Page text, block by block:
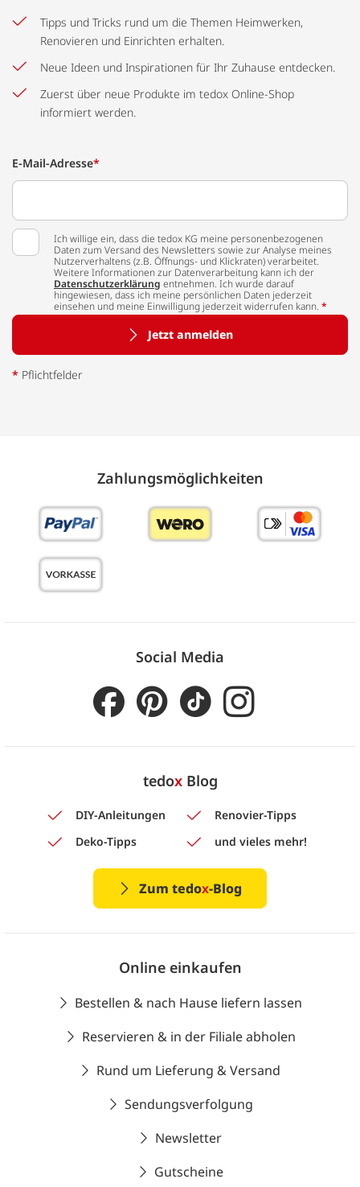
Tipps und Tricks rund um die Themen Heimwerken,
Renovieren und Einrichten erhalten.
Neue Ideen und Inspirationen für Ihr Zuhause entdecken.
Zuerst über neue Produkte im tedox Online-Shop
informiert werden.
E-Mail-Adresse*
Ich willige ein, dass die tedox KG meine personenbezogenen
Daten zum Versand des Newsletters sowie zur Analyse meines
Nutzerverhaltens (z.B. Öffnungs- und Klickraten) verarbeitet.
Weitere Informationen zur Datenverarbeitung kann ich der
Datenschutzerklärung entnehmen. Ich wurde darauf
hingewiesen, dass ich meine persönlichen Daten jederzeit
einsehen und meine Einwilligung jederzeit widerrufen kann. *
Jetzt anmelden
* Pflichtfelder
Zahlungs­möglich­keiten
Social Media
tedoxBlog
DIY-Anleitungen
Renovier-Tipps
Deko-Tipps
und vieles mehr!
Zum tedox-Blog
Online einkaufen
Bestellen & nach Hause liefern lassen
Reservieren & in der Filiale abholen
Rund um Lieferung & Versand
Sendungsverfolgung
Newsletter
Gutscheine